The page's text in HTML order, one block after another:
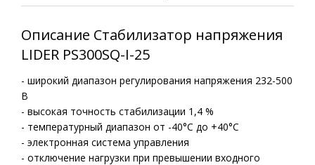
Описание Стабилизатор напряжения
LIDER PS300SQ-I-25
- широкий диапазон регулирования напряжения 232-500
В
- высокая точность стабилизации 1,4 %
- температурный диапазон от -40°С до +40°С
- электронная система управления
- отключение нагрузки при превышении входного